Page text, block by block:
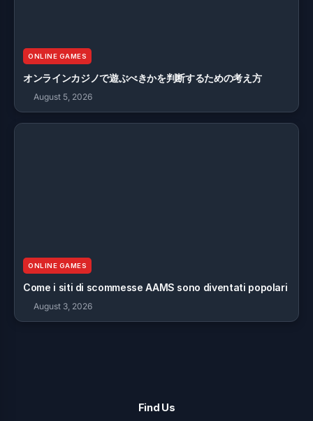
ONLINE GAMES
オンラインカジノで遊ぶべきかを判断するための考え方
August 5, 2026
ONLINE GAMES
Come i siti di scommesse AAMS sono diventati popolari
August 3, 2026
Find Us